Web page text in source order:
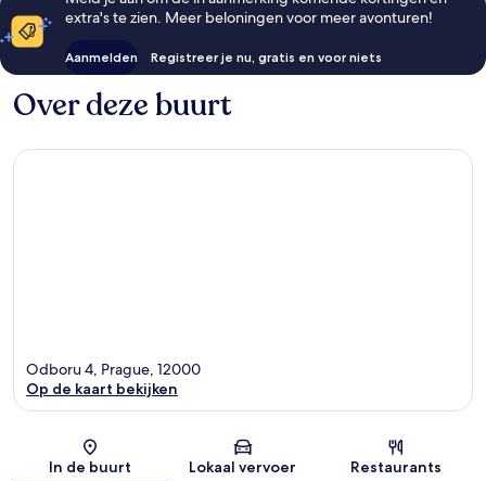
extra's te zien. Meer beloningen voor meer avonturen!
Aanmelden Registreer je nu, gratis en voor niets
Over deze buurt
Kaart
Odboru 4, Prague, 12000
Op de kaart bekijken
In de buurt Lokaal vervoer Restaurants